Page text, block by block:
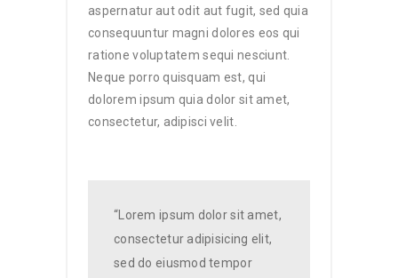
aspernatur aut odit aut fugit, sed quia
consequuntur magni dolores eos qui
ratione voluptatem sequi nesciunt.
Neque porro quisquam est, qui
dolorem ipsum quia dolor sit amet,
consectetur, adipisci velit.
“Lorem ipsum dolor sit amet,
consectetur adipisicing elit,
sed do eiusmod tempor